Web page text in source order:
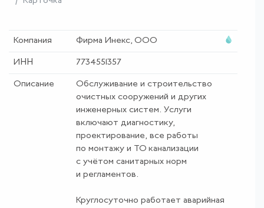
Компания Фирма Инекс, ООО
ИНН 7734551357
Описание
Обслуживание и строительство
очистных сооружений и других
инженерных систем. Услуги
включают диагностику,
проектирование, все работы
по монтажу и ТО канализации
с учётом санитарных норм
и регламентов.
Круглосуточно работает аварийная